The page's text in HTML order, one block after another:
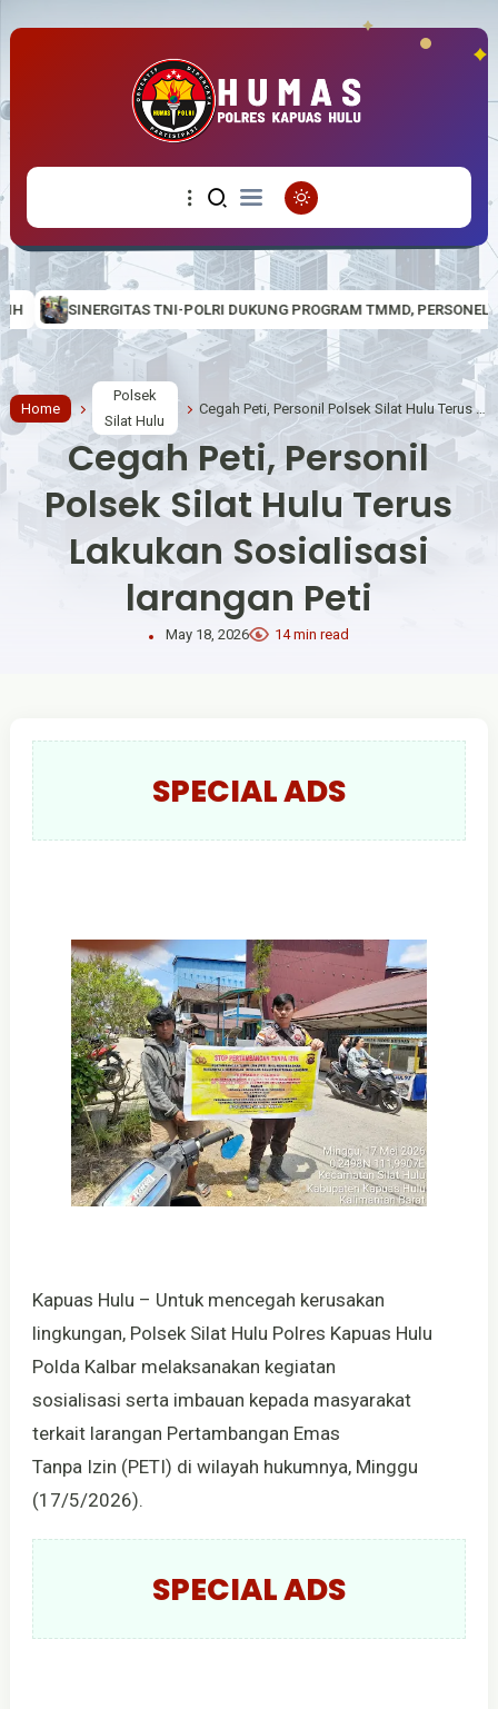
DUKUNG PROGRAM TMMD, PERSONEL POLSEK EMBALOH HULU IKUT
Home
Polsek
Silat Hulu
Cegah Peti, Personil Polsek Silat Hulu Terus Lakukan Sosialisasi larangan Peti
Cegah Peti, Personil
Polsek Silat Hulu Terus
Lakukan Sosialisasi
larangan Peti
May 18, 2026 14 min read
SPECIAL ADS
Kapuas Hulu – Untuk mencegah kerusakan
lingkungan, Polsek Silat Hulu Polres Kapuas Hulu
Polda Kalbar melaksanakan kegiatan
sosialisasi serta imbauan kepada masyarakat
terkait larangan Pertambangan Emas
Tanpa Izin (PETI) di wilayah hukumnya, Minggu
(17/5/2026).
SPECIAL ADS